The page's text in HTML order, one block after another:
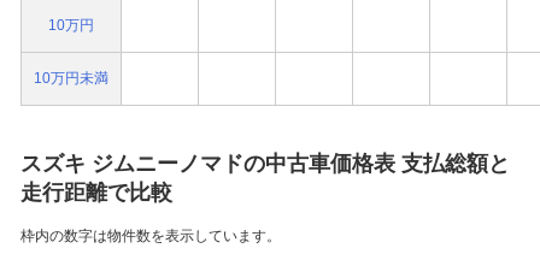
10万円
10万円未満
スズキ ジムニーノマドの中古車価格表 支払総額と
走行距離で比較
枠内の数字は物件数を表示しています。